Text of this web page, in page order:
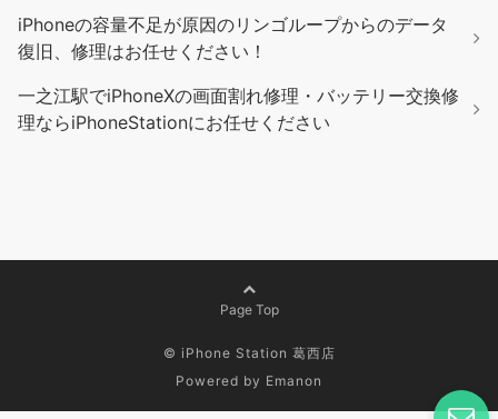
iPhoneの容量不足が原因のリンゴループからのデータ
復旧、修理はお任せください！
一之江駅でiPhoneXの画面割れ修理・バッテリー交換修
理ならiPhoneStationにお任せください
Page Top
© iPhone Station 葛西店
Powered by Emanon